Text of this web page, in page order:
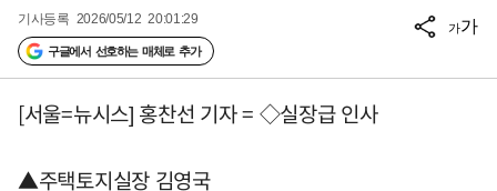
기사등록 2026/05/12 20:01:29
구글에서 선호하는 매체로 추가
가가
[서울=뉴시스] 홍찬선 기자 = ◇실장급 인사
▲주택토지실장 김영국